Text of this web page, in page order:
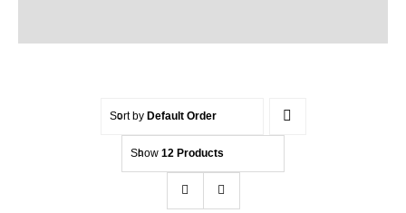
Blogs & Media
Sort by Default Order
Show 12 Products